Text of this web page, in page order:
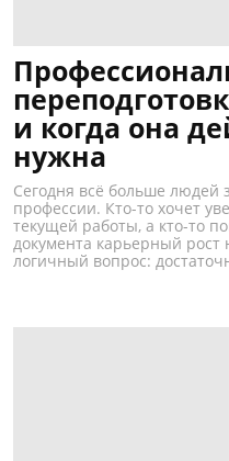
и когда она
нужна
Сегодня всё больше людей
профессии. Кто-то хочет
текущей работы, а кто-то
документа карьерный рост
логичный вопрос: